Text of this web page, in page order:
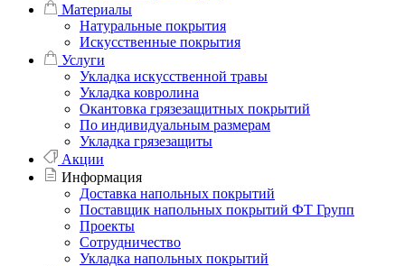
Материалы
Натуральные покрытия
Искусственные покрытия
Услуги
Укладка искусственной травы
Укладка ковролина
Окантовка грязезащитных покрытий
По индивидуальным размерам
Укладка грязезащиты
Акции
Информация
Доставка напольных покрытий
Поставщик напольных покрытий ФТ Групп
Проекты
Сотрудничество
Укладка напольных покрытий